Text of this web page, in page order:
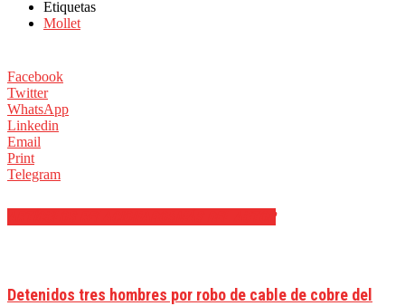
Etiquetas
Mollet
Facebook
Twitter
WhatsApp
Linkedin
Email
Print
Telegram
Detenidos tres hombres por robo de cable de cobre del